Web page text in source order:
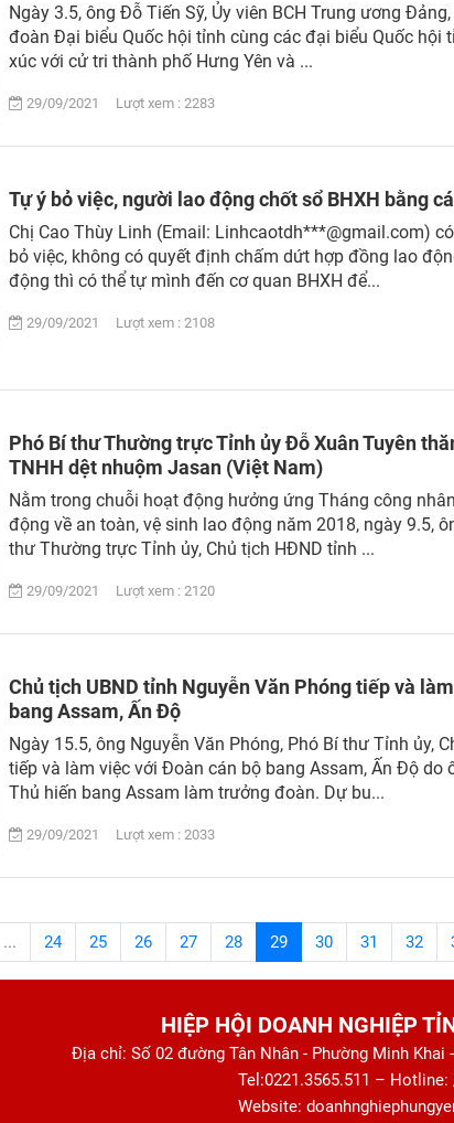
Ngày 3.5, ông Đỗ Tiến Sỹ, Ủy viên BCH Trung ương
đoàn Đại biểu Quốc hội tỉnh cùng các đại biểu Quốc hội
xúc với cử tri thành phố Hưng Yên và ...
29/09/2021 Lượt xem : 2283
Tự ý bỏ việc, người lao động chốt sổ BHXH bằng
Chị Cao Thùy Linh (Email: Linhcaotdh***@gmail.com)
bỏ việc, không có quyết định chấm dứt hợp đồng lao
động thì có thể tự mình đến cơ quan BHXH để...
29/09/2021 Lượt xem : 2108
Phó Bí thư Thường trực Tỉnh ủy Đỗ Xuân Tuyên
TNHH dệt nhuộm Jasan (Việt Nam)
Nằm trong chuỗi hoạt động hưởng ứng Tháng công
động về an toàn, vệ sinh lao động năm 2018, ngày 9.5,
thư Thường trực Tỉnh ủy, Chủ tịch HĐND tỉnh ...
29/09/2021 Lượt xem : 2120
Chủ tịch UBND tỉnh Nguyễn Văn Phóng tiếp và
bang Assam, Ấn Độ
Ngày 15.5, ông Nguyễn Văn Phóng, Phó Bí thư Tỉnh ủy,
tiếp và làm việc với Đoàn cán bộ bang Assam, Ấn Độ do
Thủ hiến bang Assam làm trưởng đoàn. Dự bu...
29/09/2021 Lượt xem : 2033
... 24 25 26 27 28 29 30 31 32
HIỆP HỘI DOANH NGHIỆP
Địa chỉ: Số 02 đường Tân Nhân - Phường Minh Khai
Tel:0221.3565.511 – Hotline:
Website: